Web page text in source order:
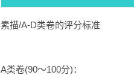
素描/A-D类卷的评分标准
A类卷(90～100分)：